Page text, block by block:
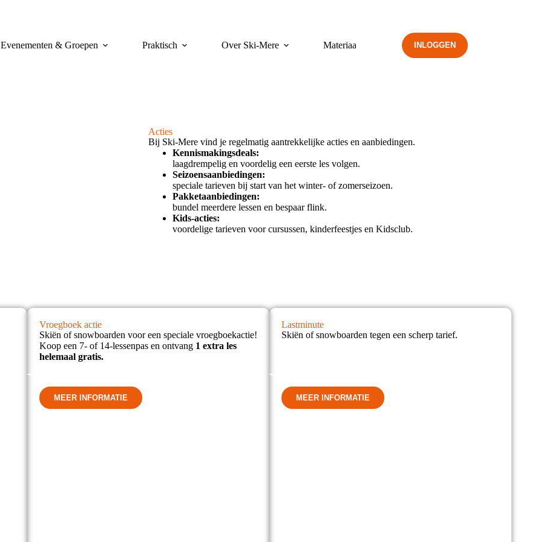
Evenementen & Groepen Praktisch Over Ski-Mere Materiaal INLOGGEN
Acties
Bij Ski-Mere vind je regelmatig aantrekkelijke acties en aanbiedingen.
Kennismakingsdeals:
laagdrempelig en voordelig een eerste les volgen.
Seizoensaanbiedingen:
speciale tarieven bij start van het winter- of zomerseizoen.
Pakketaanbiedingen:
bundel meerdere lessen en bespaar flink.
Kids-acties:
voordelige tarieven voor cursussen, kinderfeestjes en Kidsclub.
Vroegboek actie
Skiën of snowboarden voor een speciale vroegboekactie!
Koop een 7- of 14-lessenpas en ontvang 1 extra les
helemaal gratis.
MEER INFORMATIE
Lastminute
Skiën of snowboarden tegen een scherp tarief.
MEER INFORMATIE